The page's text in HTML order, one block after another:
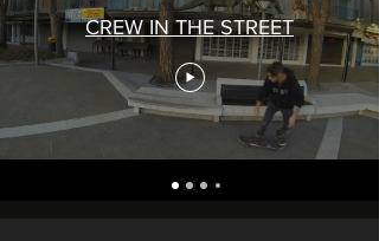
CREW IN THE STREET